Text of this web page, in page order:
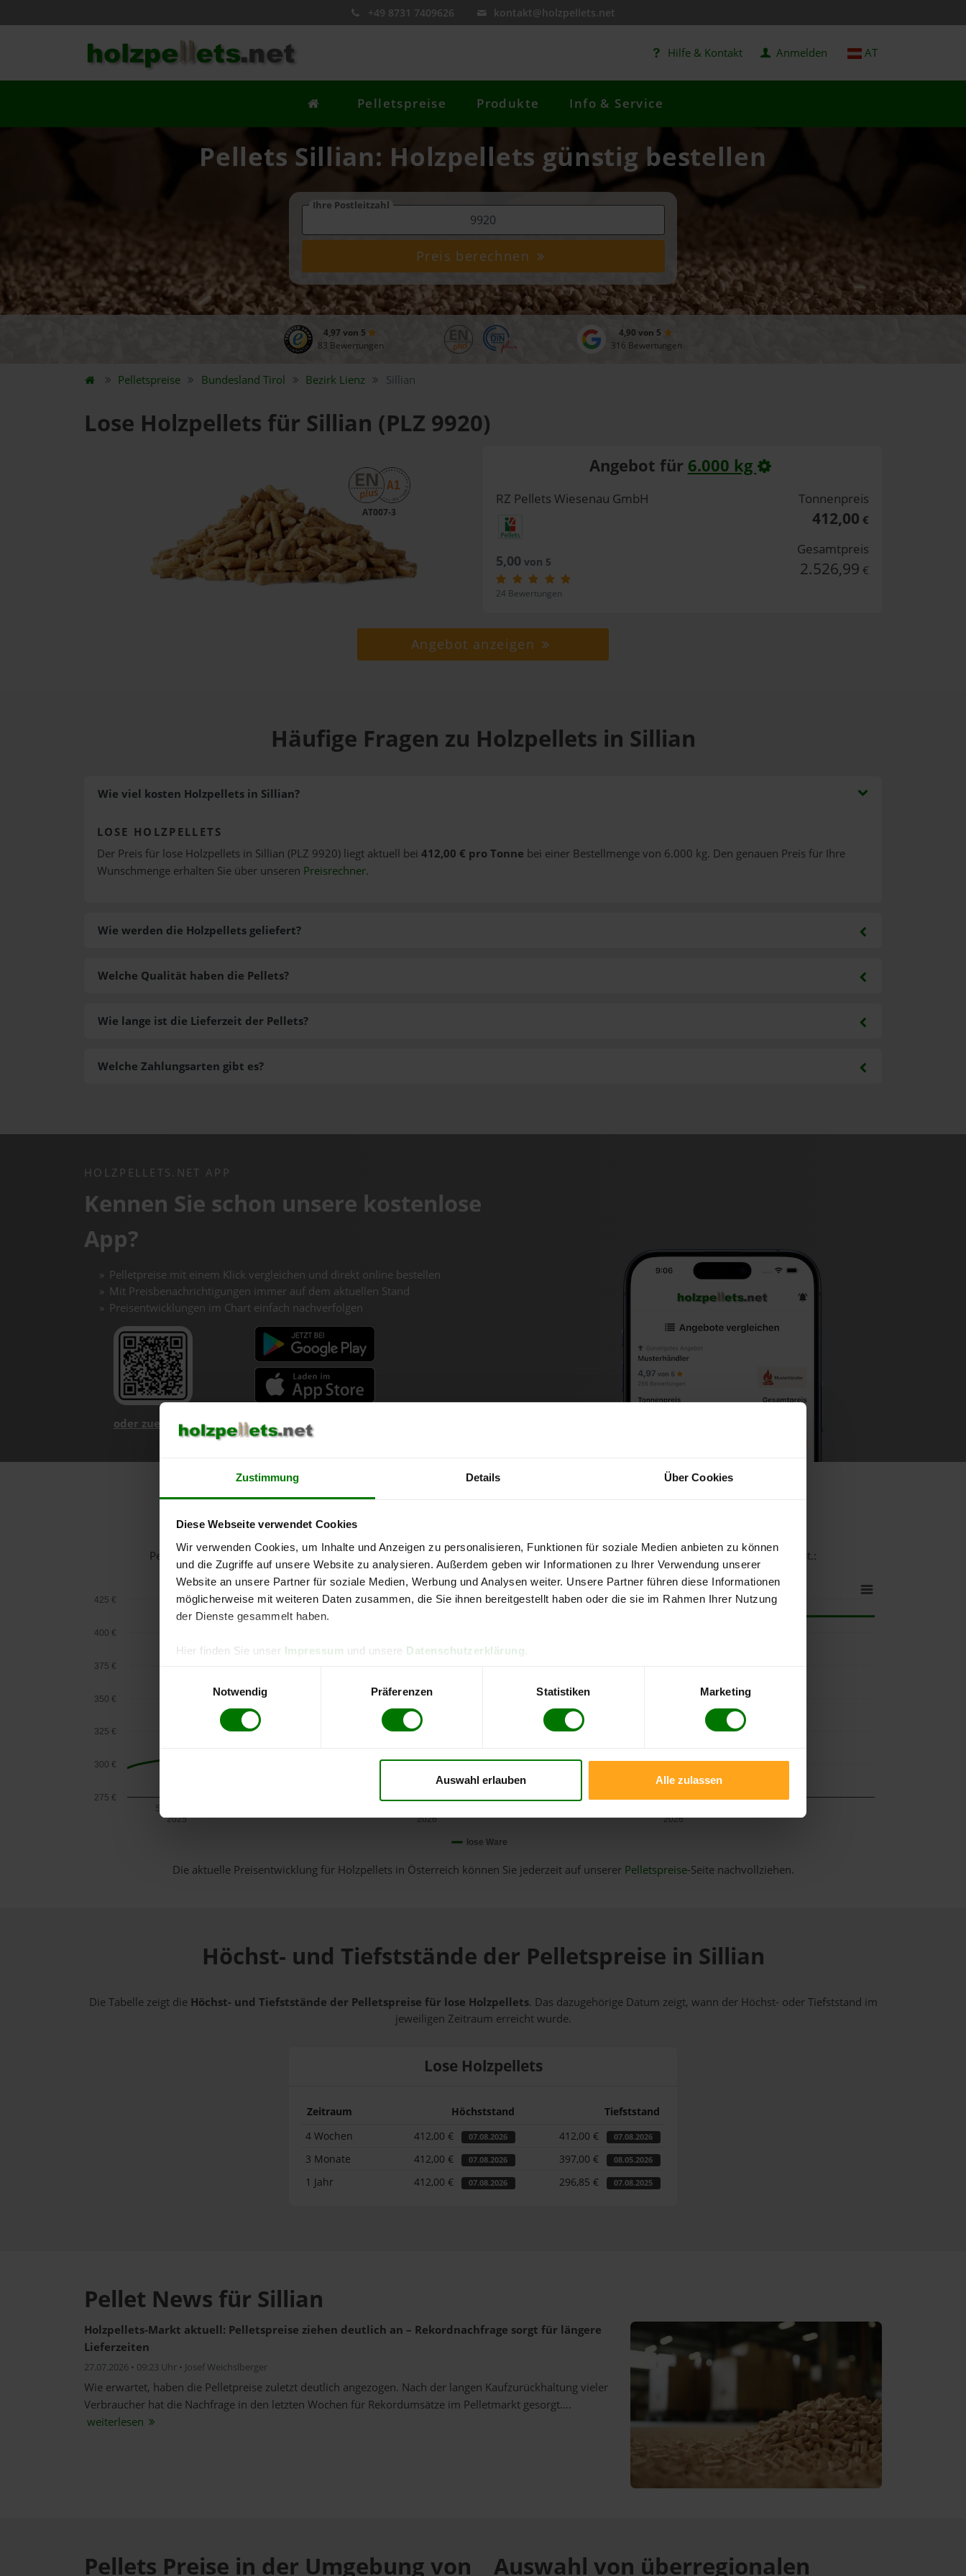
Zustimmung Details Über Cookies
Diese Webseite verwendet Cookies
Wir verwenden Cookies, um Inhalte und Anzeigen zu personalisieren, Funktionen für soziale Medien anbieten zu können
und die Zugriffe auf unsere Website zu analysieren. Außerdem geben wir Informationen zu Ihrer Verwendung unserer
Website an unsere Partner für soziale Medien, Werbung und Analysen weiter. Unsere Partner führen diese Informationen
möglicherweise mit weiteren Daten zusammen, die Sie ihnen bereitgestellt haben oder die sie im Rahmen Ihrer Nutzung
der Dienste gesammelt haben.
Hier finden Sie unser Impressum und unsere Datenschutzerklärung
Notwendig
Präferenzen Statistiken Marketing
Auswahl erlauben Alle zulassen
+49 8731 7409626 kontakt@holzpellets.net
Hilfe & Kontakt Anmelden AT
Pelletspreise Produkte Info & Service
Pellets Sillian: Holzpellets günstig bestellen
Ihre Postleitzahl
Preis berechnen
4,97 von 5
83 Bewertungen
4,90 von 5
316 Bewertungen
Pelletspreise Bundesland Tirol Bezirk Lienz Sillian
Lose Holzpellets für Sillian (PLZ 9920)
AT007-3
Angebot für 6.000 kg
RZ Pellets Wiesenau GmbH
5,00 von 5
24 Bewertungen
Tonnenpreis
412,00 €
Gesamtpreis
2.526,99 €
Angebot anzeigen
Häufige Fragen zu Holzpellets in Sillian
Wie viel kosten Holzpellets in Sillian?
LOSE HOLZPELLETS
Der Preis für lose Holzpellets in Sillian (PLZ 9920) liegt aktuell bei 412,00 € pro Tonne bei einer Bestellmenge von 6.000 kg. Den genauen Preis für Ihre
Wunschmenge erhalten Sie über unseren Preisrechner.
Wie werden die Holzpellets geliefert?
Welche Zahlungsarten gibt es?
Welche Qualität haben die Pellets?
Wie lange ist die Lieferzeit der Pellets?
HOLZPELLETS.NET APP
Kennen Sie schon unsere kostenlose
App?
Pelletpreise mit einem Klick vergleichen und direkt online bestellen
Mit Preisbenachrichtigungen immer auf dem aktuellen Stand
Preisentwicklungen im Chart einfach nachverfolgen
oder zuerst mehr über unsere App erfahren
Holzpellets-Chart für Sillian
Pelletspreise in Sillian für 1 Tonne bei Abnahmevon 6 Tonnen loser Warein DINplus-/ENplus-Qualität bei einer Lieferstelle inkl. MwSt.:
lose Ware
September
2025
2026
2026
275 €
300 €
325 €
350 €
375 €
400 €
425 €
Die aktuelle Preisentwicklung für Holzpellets in Österreich können Sie jederzeit auf unserer Pelletspreise-Seite nachvollziehen.
Höchst- und Tiefststände der Pelletspreise in Sillian
Die Tabelle zeigt die Höchst- und Tiefststände der Pelletspreise für lose Holzpellets. Das dazugehörige Datum zeigt, wann der Höchst- oder Tiefststand im
jeweiligen Zeitraum erreicht wurde.
Lose Holzpellets
Zeitraum Höchststand
Tiefststand
4 Wochen
412,00 € 07.08.2026 412,00 € 07.08.2026
3 Monate 412,00 € 07.08.2026 397,00 € 08.05.2026
1 Jahr 412,00 € 07.08.2026 296,85 € 07.08.2025
Pellet News für Sillian
Holzpellets-Markt aktuell: Pelletspreise ziehen deutlich an – Rekordnachfrage sorgt für längere
Lieferzeiten
27.07.2026 • 09:23 Uhr • Josef Weichslberger
Wie erwartet, haben die Pelletpreise zuletzt deutlich angezogen. Nach der langen Kaufzurückhaltung vieler
Verbraucher hat die Nachfrage in den letzten Wochen für Rekordumsätze im Pelletmarkt gesorgt....
weiterlesen
Pellets Preise in der Umgebung von Auswahl von überregionalen